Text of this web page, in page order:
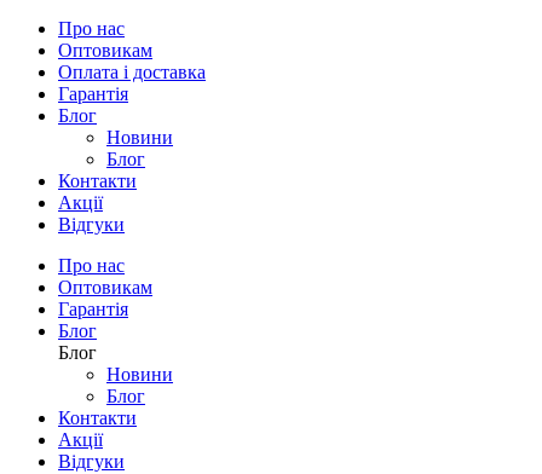
Про нас
Оптовикам
Оплата і доставка
Гарантія
Блог
Новини
Блог
Контакти
Акції
Відгуки
Про нас
Оптовикам
Гарантія
Блог
Блог
Новини
Блог
Контакти
Акції
Відгуки